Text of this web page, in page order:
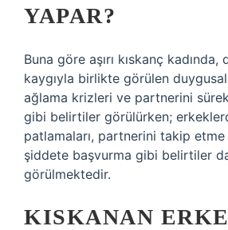
YAPAR?
Buna göre aşırı kıskanç kadında,
kaygıyla birlikte görülen
ağlama krizleri ve partnerini
gibi belirtiler görülürken;
patlamaları, partnerini takip
şiddete başvurma gibi belirtiler
görülmektedir.
KISKANAN